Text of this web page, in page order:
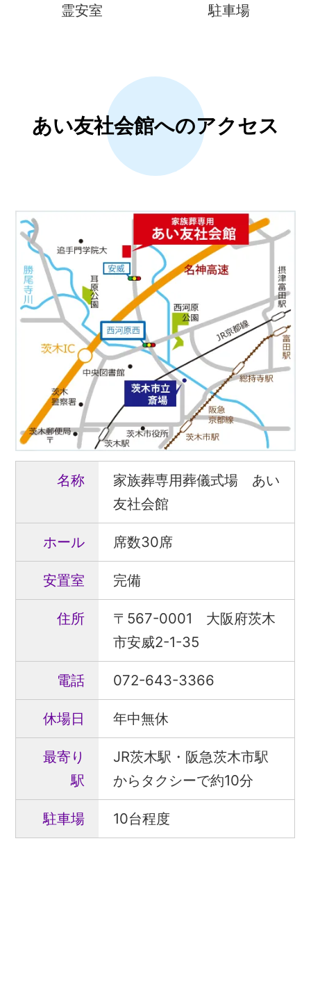
霊安室 駐車場
あい友社会館へのアクセス
名称
家族葬専用葬儀式場 あい
友社会館
ホール 席数30席
安置室 完備
住所
〒567-0001 大阪府茨木
市安威2-1-35
電話 072-643-3366
休場日 年中無休
最寄り
駅
JR茨木駅・阪急茨木市駅
からタクシーで約10分
駐車場 10台程度